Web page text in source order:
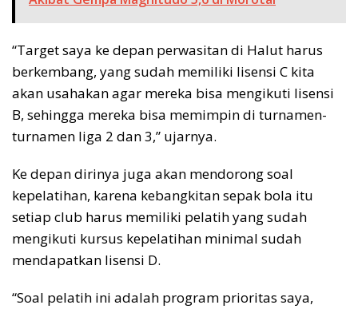
“Target saya ke depan perwasitan di Halut harus
berkembang, yang sudah memiliki lisensi C kita
akan usahakan agar mereka bisa mengikuti lisensi
B, sehingga mereka bisa memimpin di turnamen-
turnamen liga 2 dan 3,” ujarnya.
Ke depan dirinya juga akan mendorong soal
kepelatihan, karena kebangkitan sepak bola itu
setiap club harus memiliki pelatih yang sudah
mengikuti kursus kepelatihan minimal sudah
mendapatkan lisensi D.
“Soal pelatih ini adalah program prioritas saya,